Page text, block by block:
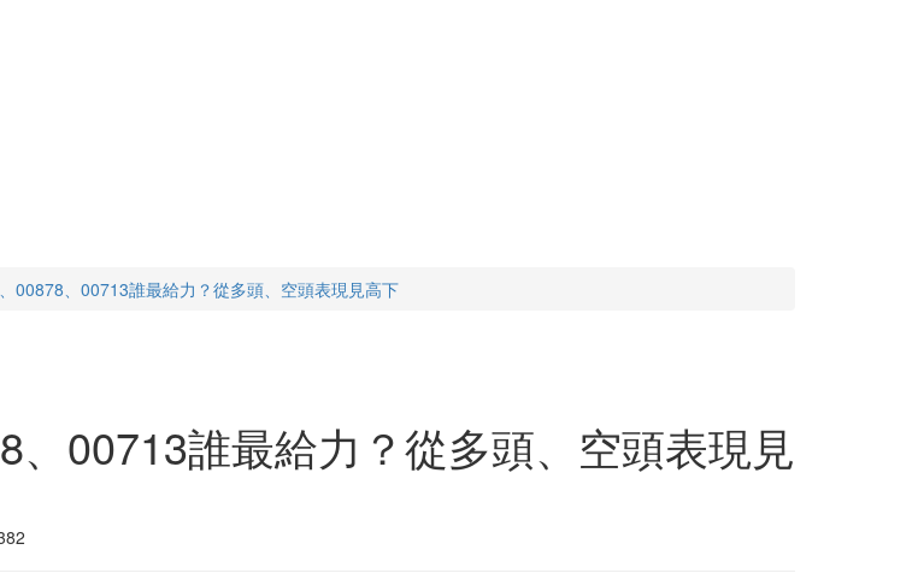
00878、00713誰最給力？從多頭、空頭表現見高下
、00713誰最給力？從多頭、空頭表現見